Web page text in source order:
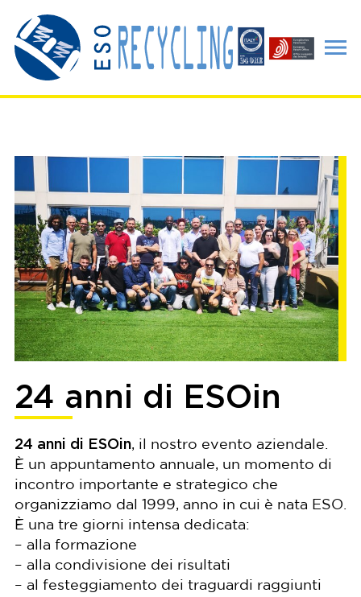
24 anni di ESOin
24 anni di ESOin, il nostro evento aziendale.
È un appuntamento annuale, un momento di
incontro importante e strategico che
organizziamo dal 1999, anno in cui è nata ESO.
È una tre giorni intensa dedicata:
– alla formazione
– alla condivisione dei risultati
– al festeggiamento dei traguardi raggiunti